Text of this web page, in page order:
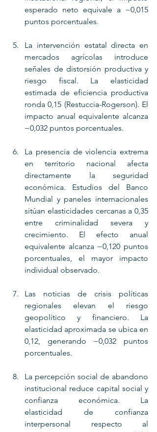
esperado neto equivale a −0,015
puntos porcentuales.
La intervención estatal directa en
mercados agrícolas introduce
señales de distorsión productiva y
riesgo fiscal. La elasticidad
estimada de eficiencia productiva
ronda 0,15 (Restuccia-Rogerson). El
impacto anual equivalente alcanza
−0,032 puntos porcentuales.
La presencia de violencia extrema
en territorio nacional afecta
directamente la seguridad
económica. Estudios del Banco
Mundial y paneles internacionales
sitúan elasticidades cercanas a 0,35
entre criminalidad severa y
crecimiento. El efecto anual
equivalente alcanza −0,120 puntos
porcentuales, el mayor impacto
individual observado.
Las noticias de crisis políticas
regionales elevan el riesgo
geopolítico y financiero. La
elasticidad aproximada se ubica en
0,12, generando −0,032 puntos
porcentuales.
La percepción social de abandono
institucional reduce capital social y
confianza económica. La
elasticidad de confianza
interpersonal respecto al